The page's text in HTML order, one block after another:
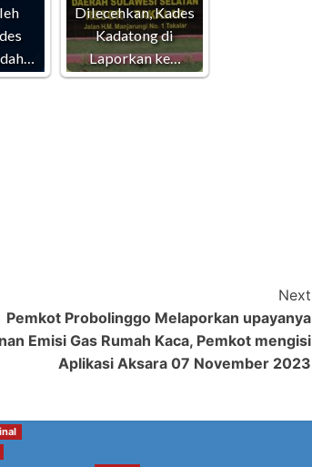
Dilecehkan, Kades
Kadatong di
Laporkan ke…
Next
Pemkot Probolinggo Melaporkan upayanya
Emisi Gas Rumah Kaca, Pemkot mengisi
Aplikasi Aksara 07 November 2023